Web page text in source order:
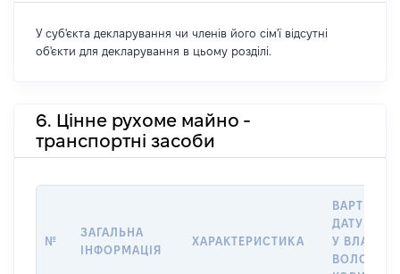
У суб'єкта декларування чи членів його сім'ї відсутні
об'єкти для декларування в цьому розділі.
6. Цінне рухоме майно -
транспортні засоби
№
ЗАГАЛЬНА
ІНФОРМАЦІЯ
ХАРАКТЕРИСТИКА
ВАРТІСТЬ
ДАТУ
У